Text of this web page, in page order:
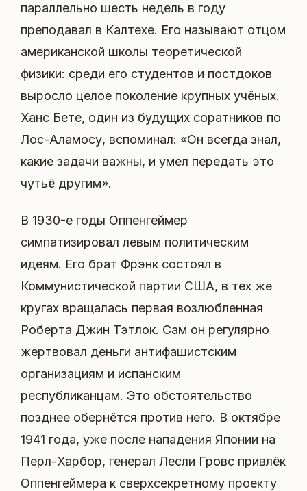
параллельно шесть недель в году
преподавал в Калтехе. Его называют отцом
американской школы теоретической
физики: среди его студентов и постдоков
выросло целое поколение крупных учёных.
Ханс Бете, один из будущих соратников по
Лос-Аламосу, вспоминал: «Он всегда знал,
какие задачи важны, и умел передать это
чутьё другим».
В 1930-е годы Оппенгеймер
симпатизировал левым политическим
идеям. Его брат Фрэнк состоял в
Коммунистической партии США, в тех же
кругах вращалась первая возлюбленная
Роберта Джин Тэтлок. Сам он регулярно
жертвовал деньги антифашистским
организациям и испанским
республиканцам. Это обстоятельство
позднее обернётся против него. В октябре
1941 года, уже после нападения Японии на
Перл-Харбор, генерал Лесли Гровс привлёк
Оппенгеймера к сверхсекретному проекту